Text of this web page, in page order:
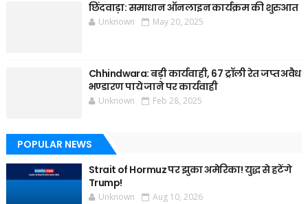
छिंदवाड़ा: समाधान ऑनलाइन कार्यक्रम की शुरुआत
Unknown May 20, 2025
Chhindwara: बड़ी कार्यवाही, 67 ट्रॉली रेत जप्त अवैध
भण्डारण पाये जाने पर कार्यवाही
Unknown Feb 28, 2025
POPULAR NEWS
Strait of Hormuz पर झुका अमेरिका! युद्ध से हटेंगे
Trump!
Unknown Aug 10, 2026